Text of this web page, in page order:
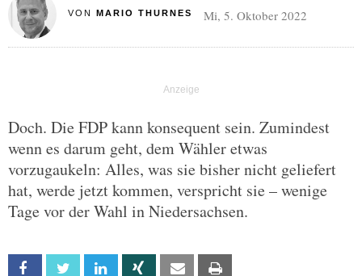
VON MARIO THURNES Mi, 5. Oktober 2022
Doch. Die FDP kann konsequent sein. Zumindest
wenn es darum geht, dem Wähler etwas
vorzugaukeln: Alles, was sie bisher nicht geliefert
hat, werde jetzt kommen, verspricht sie – wenige
Tage vor der Wahl in Niedersachsen.
Facebook Twitter Linkedin Xing Email